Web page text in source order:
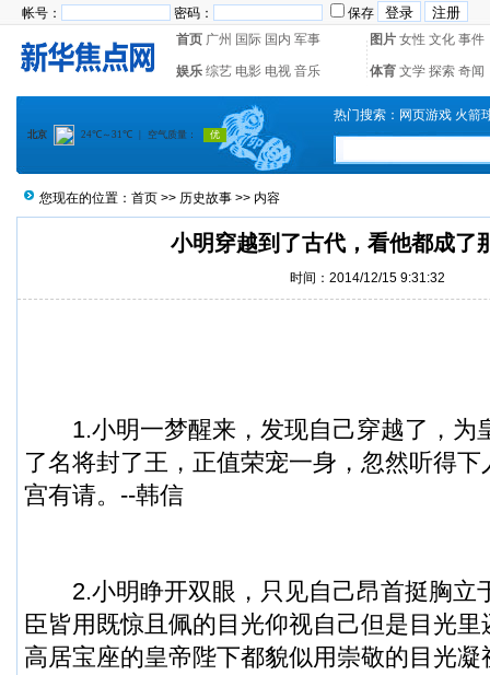
帐号： 密码：
保存
首页 广州 国际 国内 军事 图片 女性 文化 事件
娱乐 综艺 电影 电视 音乐 体育 文学 探索 奇闻
热门搜索： 网页游戏 火箭
您现在的位置： 首页 >> 历史故事 >> 内容
小明穿越到了古代，看他都成了
时间：2014/12/15 9:31:32
1.小明一梦醒来，发现自己穿越了，为
了名将封了王，正值荣宠一身，忽然听得
宫有请。--韩信
2.小明睁开双眼，只见自己昂首挺胸立
臣皆用既惊且佩的目光仰视自己但是目光
高居宝座的皇帝陛下都貌似用崇敬的目光